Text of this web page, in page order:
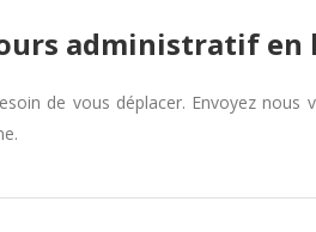
administratif en
de vous déplacer. Envoyez nous